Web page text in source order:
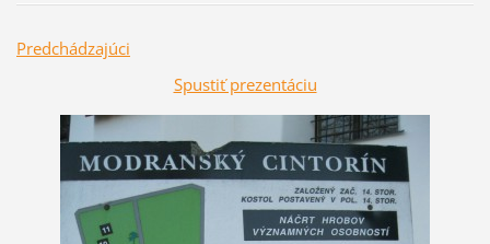
Predchádzajúci
Spustiť prezentáciu